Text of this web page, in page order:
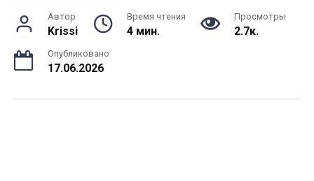
Автор
Krissi
Время чтения
4 мин.
Просмотры
2.7к.
Опубликовано
17.06.2026